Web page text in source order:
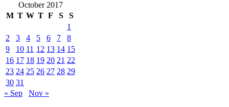
October 2017
M T W T F S
S
1
2
3 4 5 6 7
8
9
10 11 12 13 14 15
16 17 18 19 20 21 22
23 24 25 26 27 28 29
30 31
« Sep
Nov »